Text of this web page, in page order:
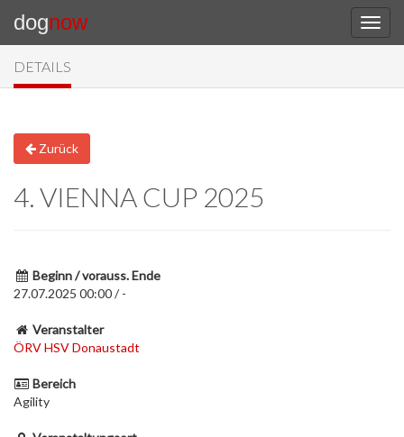
dognow
DETAILS
Zurück
4. VIENNA CUP 2025
Beginn / vorauss. Ende
27.07.2025 00:00 / -
Veranstalter
ÖRV HSV Donaustadt
Bereich
Agility